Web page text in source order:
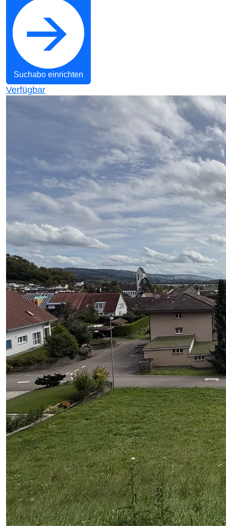
Suchabo einrichten
Verfügbar